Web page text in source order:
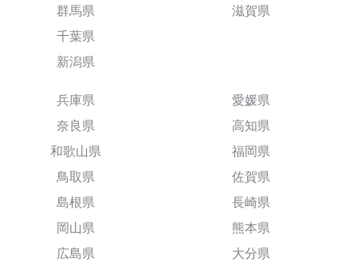
群馬県
千葉県
新潟県
滋賀県
兵庫県
奈良県
和歌山県
鳥取県
島根県
岡山県
広島県
愛媛県
高知県
福岡県
佐賀県
長崎県
熊本県
大分県